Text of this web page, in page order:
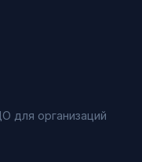
для организаций